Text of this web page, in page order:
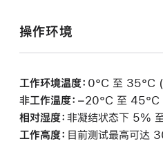
操作环境
工作环境温度： 0°C 至 35°C
非工作温度： −20°C 至 45°C
相对湿度： 非凝结状态下 5%
工作高度： 目前测试最高可达